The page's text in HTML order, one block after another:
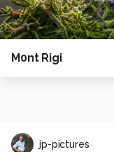
M0nt Rigi
jp-pictures